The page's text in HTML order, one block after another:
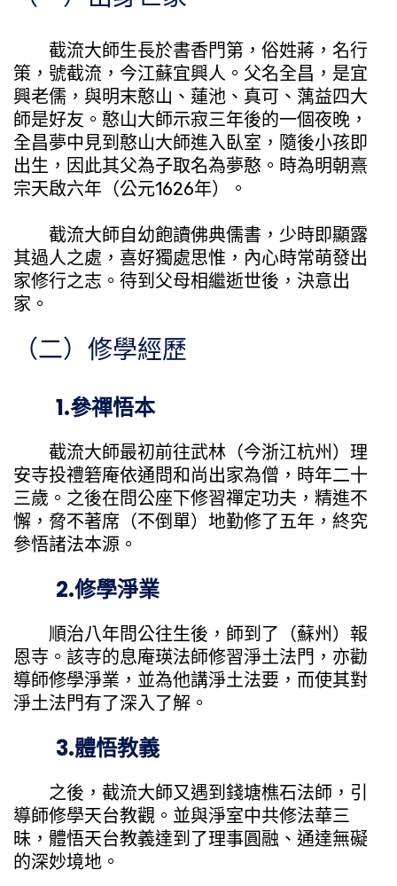
截流大師生長於書香門第，俗姓蔣，名行
策，號截流，今江蘇宜興人。父名全昌，是宜
興老儒，與明末憨山、蓮池、真可、蕅益四大
師是好友。憨山大師示寂三年後的一個夜晚，
全昌夢中見到憨山大師進入臥室，隨後小孩即
出生，因此其父為子取名為夢憨。時為明朝熹
宗天啟六年（公元1626年）。
截流大師自幼飽讀佛典儒書，少時即顯露
其過人之處，喜好獨處思惟，內心時常萌發出
家修行之志。待到父母相繼逝世後，決意出
家。
（二）修學經歷
1.參禪悟本
截流大師最初前往武林（今浙江杭州）理
安寺投禮箬庵依通問和尚出家為僧，時年二十
三歲。之後在問公座下修習禪定功夫，精進不
懈，脅不著席（不倒單）地勤修了五年，終究
參悟諸法本源。
2.修學淨業
順治八年問公往生後，師到了（蘇州）報
恩寺。該寺的息庵瑛法師修習淨土法門，亦勸
導師修學淨業，並為他講淨土法要，而使其對
淨土法門有了深入了解。
3.體悟教義
之後，截流大師又遇到錢塘樵石法師，引
導師修學天台教觀。並與淨室中共修法華三
昧，體悟天台教義達到了理事圓融、通達無礙
的深妙境地。